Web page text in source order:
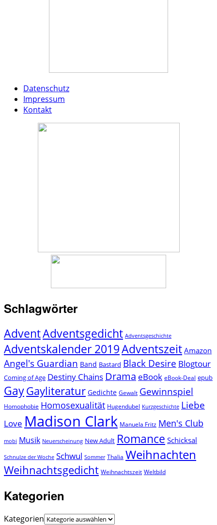
Datenschutz
Impressum
Kontakt
Schlagwörter
AdventAdventsgedicht Adventsgeschichte
Adventskalender 2019Adventszeit Amazon
Angel's Guardian Band Bastard Black Desire Blogtour
Coming of Age Destiny Chains Drama eBook eBook-Deal epub
GayGayliteratur Gedichte Gewalt Gewinnspiel
Homophobie Homosexualität Hugendubel Kurzgeschichte Liebe
Love Madison Clark Manuela Fritz Men's Club
mobi Musik Neuerscheinung New Adult Romance Schicksal
Schnulze der Woche Schwul Sommer Thalia Weihnachten
Weihnachtsgedicht Weihnachtszeit Weltbild
Kategorien
Kategorien